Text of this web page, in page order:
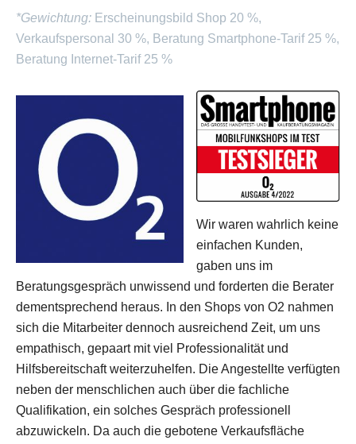
*Gewichtung: Erscheinungsbild Shop 20 %,
Verkaufspersonal 30 %, Beratung Smartphone-Tarif 25 %,
Beratung Internet-Tarif 25 %
Wir waren wahrlich keine
einfachen Kunden,
gaben uns im
Beratungsgespräch unwissend und forderten die Berater
dementsprechend heraus. In den Shops von O2 nahmen
sich die Mitarbeiter dennoch ausreichend Zeit, um uns
empathisch, gepaart mit viel Professionalität und
Hilfsbereitschaft weiterzuhelfen. Die Angestellte verfügten
neben der menschlichen auch über die fachliche
Qualifikation, ein solches Gespräch professionell
abzuwickeln. Da auch die gebotene Verkaufsfläche